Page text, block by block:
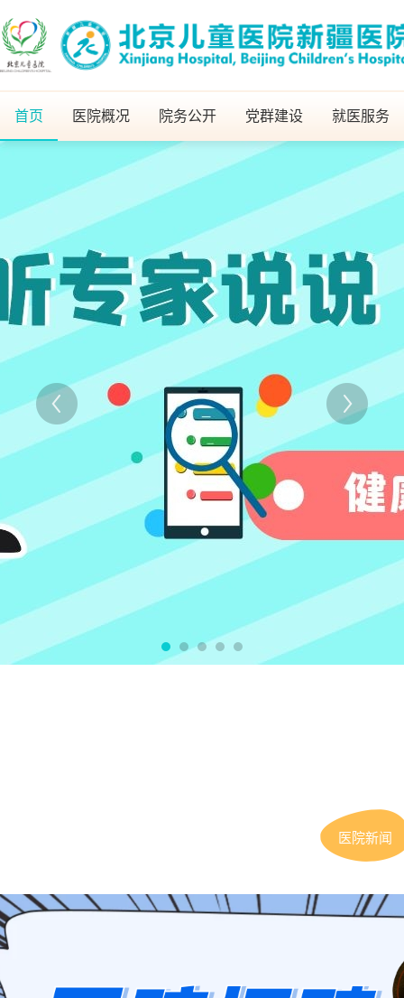
首页 医院概况 院务公开 党群建设 就医服务
医院新闻